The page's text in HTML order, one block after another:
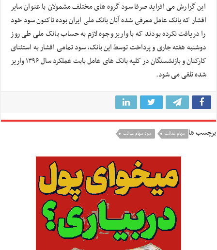
این گزارش می افزاید صرفا سود گروه های مختلف مشمولان با عنوان سایر
اقشار که بانک عامل معرفی شده آنان بانک ملی ایران بوده تاکنون سود خود
را دریافت نکرده بودند که با واریز وجوه لازم به حساب بانک ملی طی روز
دوشنبه هفته جاری و پرداخت توسط این بانک، سود تمامی اقشار به استثنای
کارکنان و بازنشستگان در کلیه بانک های عامل بابت عملکرد سال ۱۳۹۶ واریز
شده تلقی می شود.
برچسب ها سهام عدالت سود سهام عدالت